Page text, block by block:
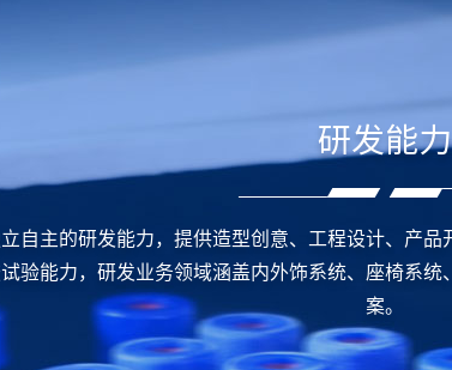
研发能力
自主的研发能力，提供造型创意、工程设计、产品
验能力，研发业务领域涵盖内外饰系统、座椅系
案。